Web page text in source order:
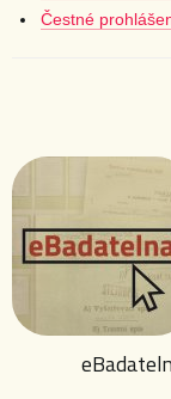
Čestné